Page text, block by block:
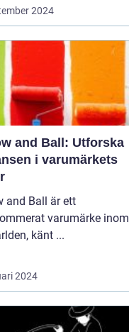
2024
and Ball: Utforska
i varumärkets
and Ball är ett
varumärke inom
känt ...
2024